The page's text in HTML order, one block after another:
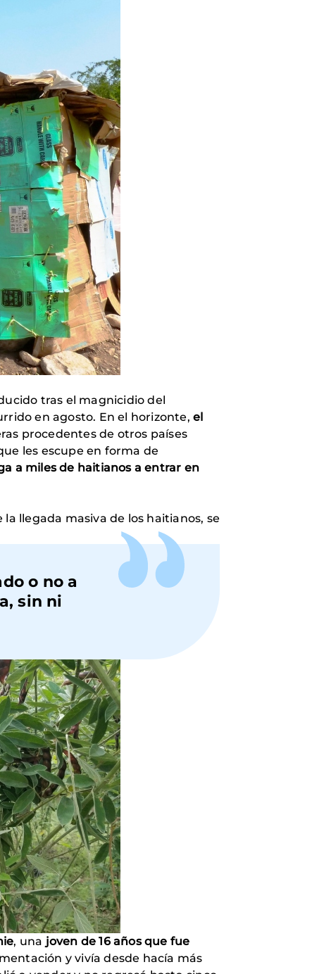
tras el magnicidio del
en agosto. En el horizonte,el
procedentes de otros países
les escupe en forma de
a miles de haitianos a entrar en
llegada masiva de los haitianos, se
o no a
sin ni
, una joven de 16 años que fue
y vivía desde hacía más